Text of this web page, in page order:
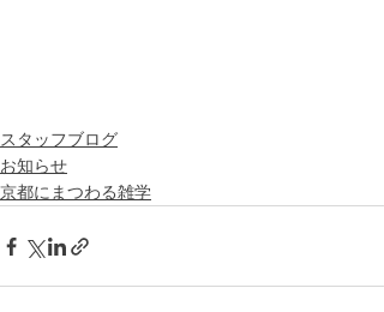
スタッフブログ
お知らせ
京都にまつわる雑学